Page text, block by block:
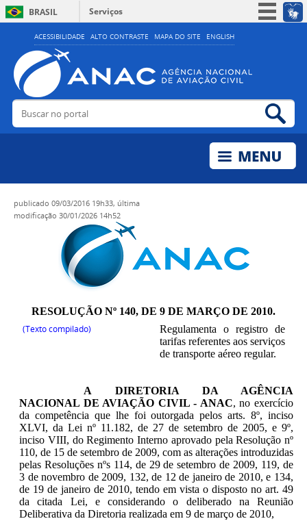
ACESSIBILIDADE ALTO CONTRASTE MAPA DO SITE ENGLISH
BRASIL
Serviços
Simplifique!
Acesso à informação
Legislação
Buscar no portal
publicado 09/03/2016 19h33, última
modificação 30/01/2026 14h52
RESOLUÇÃO Nº 140, DE 9 DE MARÇO DE 2010.
(Texto compilado)
Regulamenta o registro de
tarifas referentes aos serviços
de transporte aéreo regular.
A
DIRETORIA DA AGÊNCIA
NACIONAL DE AVIAÇÃO CIVIL - ANAC, no exercício
da competência que lhe foi outorgada pelos arts. 8º, inciso
XLVI, da Lei nº 11.182, de 27 de setembro de 2005, e 9º,
inciso VIII, do Regimento Interno aprovado pela Resolução nº
110, de 15 de setembro de 2009, com as alterações introduzidas
pelas Resoluções nºs 114, de 29 de setembro de 2009, 119, de
3 de novembro de 2009, 132, de 12 de janeiro de 2010, e 134,
de 19 de janeiro de 2010, tendo em vista o disposto no art. 49
da citada Lei, e considerando o deliberado na Reunião
Deliberativa da Diretoria realizada em 9 de março de 2010,